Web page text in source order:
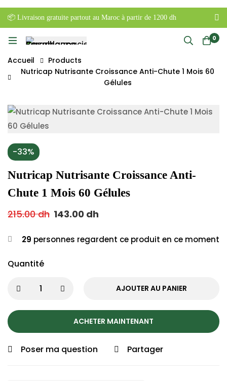
📦 Livraison gratuite partout au Maroc à partir de 1200 dh
0
Accueil
Products
Nutricap Nutrisante Croissance Anti-Chute 1 Mois 60
Gélules
-33%
Nutricap Nutrisante Croissance Anti-
Chute 1 Mois 60 Gélules
215.00dh 143.00 dh
29 personnes regardent ce produit en ce moment
Quantité
AJOUTER AU PANIER
ACHETER MAINTENANT
Poser ma question Partager